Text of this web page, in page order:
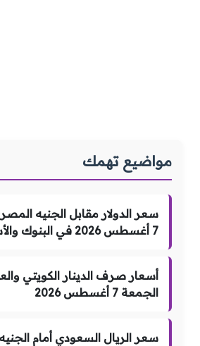
مواضيع تهمك
سعر الدولار مقابل الجنيه
7 أغسطس 2026 في البنوك والأسواق
أسعار صرف الدينار الكويتي
الجمعة 7 أغسطس 2026
سعر الريال السعودي أمام